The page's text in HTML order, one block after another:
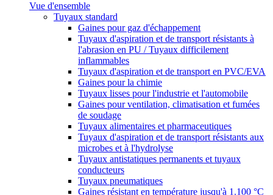
Vue d'ensemble
Tuyaux standard
Gaines pour gaz d'échappement
Tuyaux d'aspiration et de transport résistants à
l'abrasion en PU / Tuyaux difficilement
inflammables
Tuyaux d'aspiration et de transport en PVC/EVA
Gaines pour la chimie
Tuyaux lisses pour l'industrie et l'automobile
Gaines pour ventilation, climatisation et fumées
de soudage
Tuyaux alimentaires et pharmaceutiques
Tuyaux d'aspiration et de transport résistants aux
microbes et à l'hydrolyse
Tuyaux antistatiques permanents et tuyaux
conducteurs
Tuyaux pneumatiques
Gaines résistant en température jusqu'à 1.100 °C